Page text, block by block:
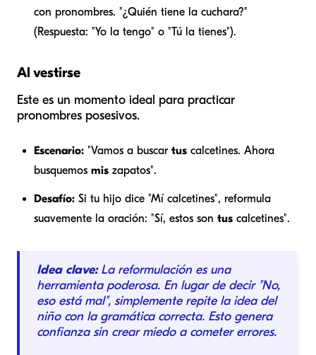
con pronombres. "¿Quién tiene la cuchara?"
(Respuesta: "Yo la tengo" o "Tú la tienes").
Al vestirse
Este es un momento ideal para practicar
pronombres posesivos.
Escenario: "Vamos a buscar tus calcetines. Ahora
busquemos mis zapatos".
Desafío: Si tu hijo dice "Mí calcetines", reformula
suavemente la oración: "Sí, estos son tus calcetines".
Idea clave:La reformulación es una
herramienta poderosa. En lugar de decir "No,
eso está mal", simplemente repite la idea del
niño con la gramática correcta. Esto genera
confianza sin crear miedo a cometer errores.